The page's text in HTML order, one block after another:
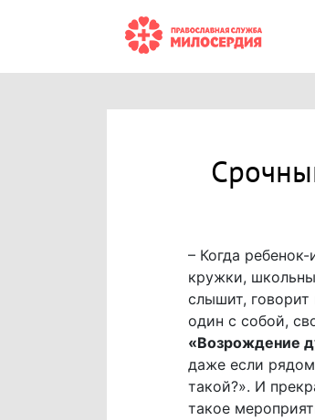
– Когда
кружки,
слышит, говорит
один с собой,
«Возрождение
даже если
такой?». И
такое